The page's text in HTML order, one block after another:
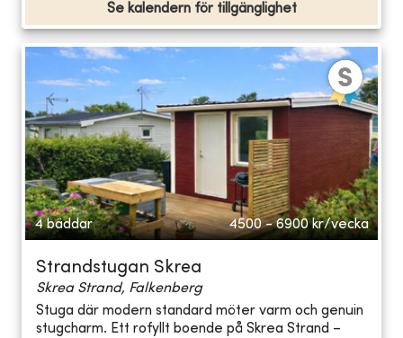
Se kalendern för tillgänglighet
4 bäddar 4500 - 6900 kr/vecka
Strandstugan Skrea
Skrea Strand, Falkenberg
Stuga där modern standard möter varm och genuin
stugcharm. Ett rofyllt boende på Skrea Strand –